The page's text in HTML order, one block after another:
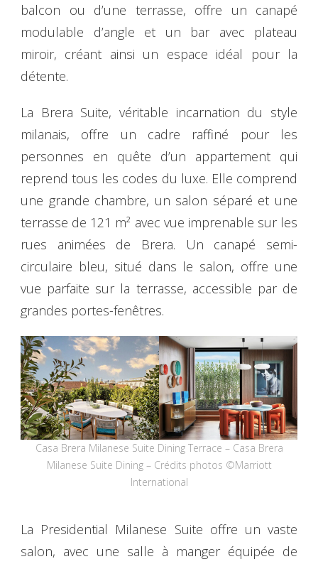
balcon ou d’une terrasse, offre un canapé
modulable d’angle et un bar avec plateau
miroir, créant ainsi un espace idéal pour la
détente.
La Brera Suite, véritable incarnation du style
milanais, offre un cadre raffiné pour les
personnes en quête d’un appartement qui
reprend tous les codes du luxe. Elle comprend
une grande chambre, un salon séparé et une
terrasse de 121 m² avec vue imprenable sur les
rues animées de Brera. Un canapé semi-
circulaire bleu, situé dans le salon, offre une
vue parfaite sur la terrasse, accessible par de
grandes portes-fenêtres.
Casa Brera Milanese Suite Dining Terrace – Casa Brera
Milanese Suite Dining – Crédits photos ©Marriott
International
La Presidential Milanese Suite offre un vaste
salon, avec une salle à manger équipée de